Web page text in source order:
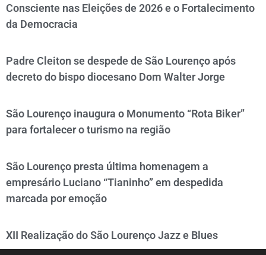
Consciente nas Eleições de 2026 e o Fortalecimento
da Democracia
Padre Cleiton se despede de São Lourenço após
decreto do bispo diocesano Dom Walter Jorge
São Lourenço inaugura o Monumento “Rota Biker”
para fortalecer o turismo na região
São Lourenço presta última homenagem a
empresário Luciano “Tianinho” em despedida
marcada por emoção
XII Realização do São Lourenço Jazz e Blues